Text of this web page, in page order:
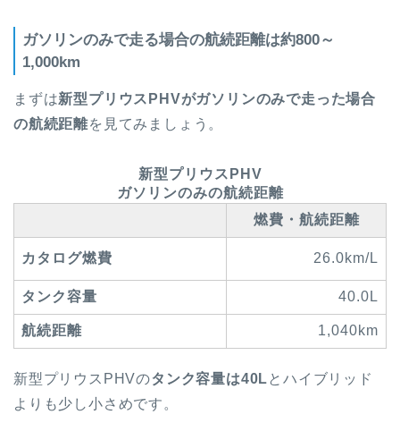
ガソリンのみで走る場合の航続距離は約800～
1,000km
まずは新型プリウスPHVがガソリンのみで走った場合
の航続距離を見てみましょう。
新型プリウスPHV
ガソリンのみの航続距離
燃費・航続距離
カタログ燃費 26.0km/L
タンク容量 40.0L
航続距離 1,040km
新型プリウスPHVのタンク容量は40L とハイブリッド
よりも少し小さめです。